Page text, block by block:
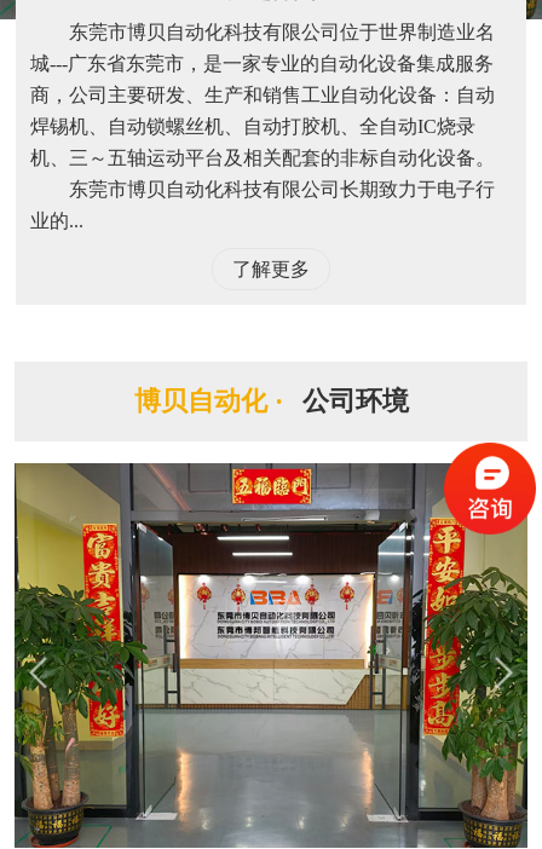
东莞市博贝自动化科技有限公司位于世界制造业名
城---广东省东莞市，是一家专业的自动化设备集成服务
商，公司主要研发、生产和销售工业自动化设备：自动
焊锡机、自动锁螺丝机、自动打胶机、全自动IC烧录
机、三～五轴运动平台及相关配套的非标自动化设备。
东莞市博贝自动化科技有限公司长期致力于电子行
业的...
了解更多
博贝自动化 · 公司环境